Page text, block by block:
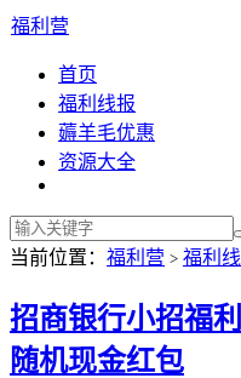
福利营
首页
福利线报
薅羊毛优惠
资源大全
当前位置： 福利营 > 福利
招商银行小招福
随机现金红包